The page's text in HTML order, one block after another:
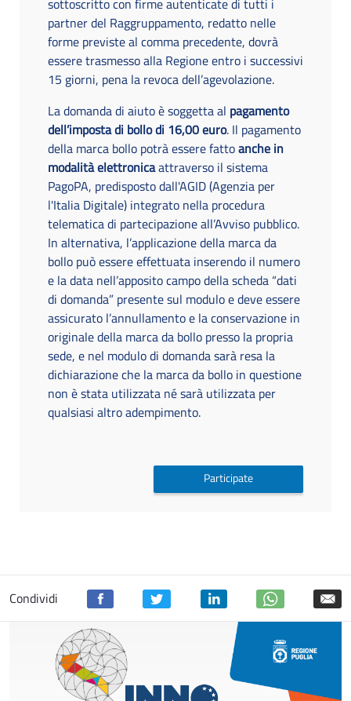
sottoscritto con firme autenticate di tutti i
partner del Raggruppamento, redatto nelle
forme previste al comma precedente, dovrà
essere trasmesso alla Regione entro i successivi
15 giorni, pena la revoca dell’agevolazione.
La domanda di aiuto è soggetta al pagamento
dell’imposta di bollo di 16,00 euro. Il pagamento
della marca bollo potrà essere fattoanche in
modalità elettronicaattraverso il sistema
PagoPA, predisposto dall'AGID (Agenzia per
l'Italia Digitale) integrato nella procedura
telematica di partecipazione all’Avviso pubblico.
In alternativa, l’applicazione della marca da
bollo può essere effettuata inserendo il numero
e la data nell’apposito campo della scheda “dati
di domanda” presente sul modulo e deve essere
assicurato l’annullamento e la conservazione in
originale della marca da bollo presso la propria
sede, e nel modulo di domanda sarà resa la
dichiarazione che la marca da bollo in questione
non è stata utilizzata né sarà utilizzata per
qualsiasi altro adempimento.
Participate
Condividi